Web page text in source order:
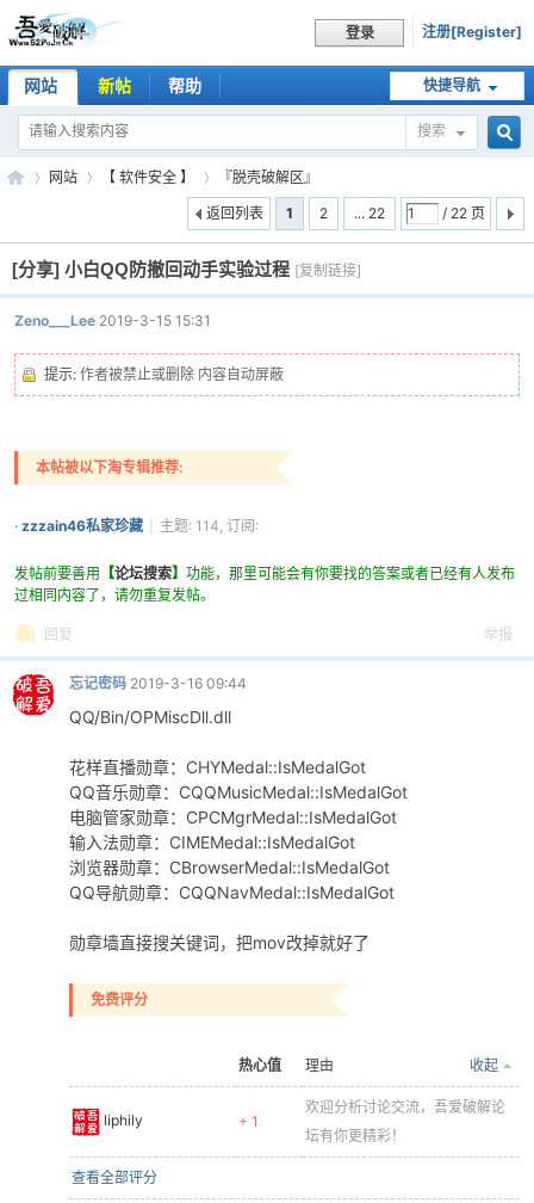
登录 注册[Register]
快捷导航
网站 新帖 帮助
搜索
吾 »
网站
›
【 软件安全 】
›
『脱壳破解区』
1
2 ... 22 / 22 页
返回列表
[分享] 小白QQ防撤回动手实验过程 [复制链接]
Zeno___Lee 2019-3-15 15:31
提示: 作者被禁止或删除 内容自动屏蔽
本帖被以下淘专辑推荐:
· zzzain46私家珍藏
主题: 114, 订阅:
发帖前要善用
【论坛搜索】 功能，那里可能会有你要找的答案或者已经有人发布
过相同内容了，请勿重复发帖。
回复 举报
忘记密码 2019-3-16 09:44
QQ/Bin/OPMiscDll.dll
花样直播勋章：CHYMedal::IsMedalGot
QQ音乐勋章：CQQMusicMedal::IsMedalGot
电脑管家勋章：CPCMgrMedal::IsMedalGot
输入法勋章：CIMEMedal::IsMedalGot
浏览器勋章：CBrowserMedal::IsMedalGot
QQ导航勋章：CQQNavMedal::IsMedalGot
勋章墙直接搜关键词，把mov改掉就好了
免费评分
热心值 收起
理由
liphily + 1
欢迎分析讨论交流，吾爱破解论
坛有你更精彩！
查看全部评分